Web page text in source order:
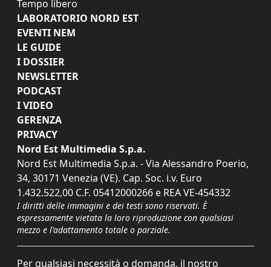
Tempo libero
LABORATORIO NORD EST
EVENTI NEM
LE GUIDE
I DOSSIER
NEWSLETTER
PODCAST
I VIDEO
GERENZA
PRIVACY
Nord Est Multimedia S.p.a.
Nord Est Multimedia S.p.a. - Via Alessandro Poerio,
34, 30171 Venezia (VE). Cap. Soc. i.v. Euro
1.432.522,00 C.F. 05412000266 e REA VE-454332
I diritti delle immagini e dei testi sono riservati. È
espressamente vietata la loro riproduzione con qualsiasi
mezzo e l'adattamento totale o parziale.
Per qualsiasi necessità o domanda, il nostro